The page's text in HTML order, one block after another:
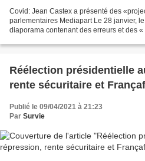
Covid: Jean Castex a présenté des
parlementaires Mediapart Le 28 janvier,
diaporama contenant des erreurs et des
Réélection présidentielle
rente sécuritaire et
Publié le 09/04/2021 à 21:23
Par Survie